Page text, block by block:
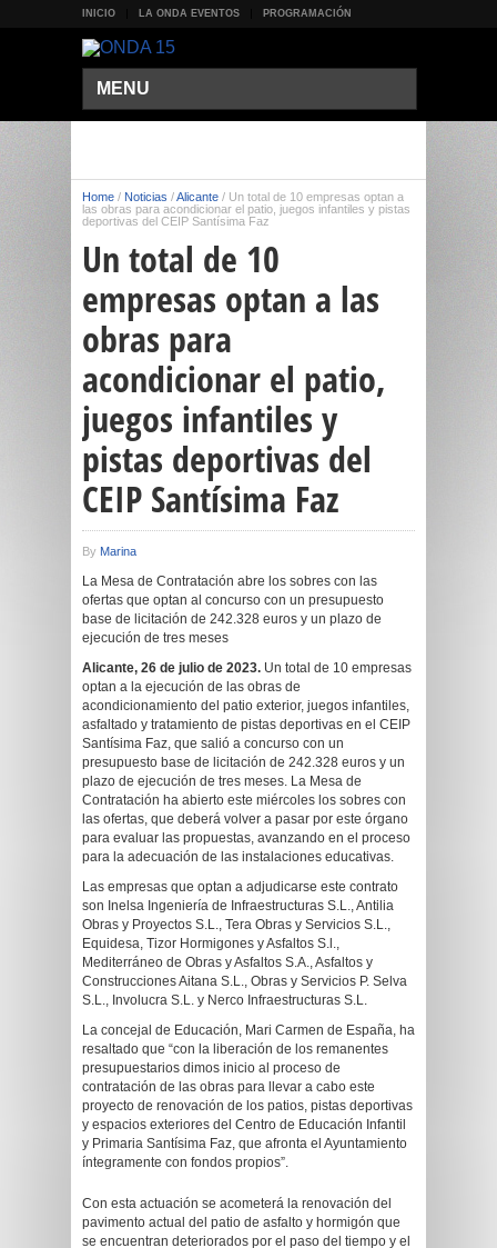
INICIO LA ONDA EVENTOS PROGRAMACIÓN
MENU
Home / Noticias /Alicante / Un total de 10 empresas optan a
las obras para acondicionar el patio, juegos infantiles y pistas
deportivas del CEIP Santísima Faz
Un total de 10
empresas optan a las
obras para
acondicionar el patio,
juegos infantiles y
pistas deportivas del
CEIP Santísima Faz
By Marina
La Mesa de Contratación abre los sobres con las
ofertas que optan al concurso con un presupuesto
base de licitación de 242.328 euros y un plazo de
ejecución de tres meses
Alicante, 26 de julio de 2023. Un total de 10 empresas
optan a la ejecución de las obras de
acondicionamiento del patio exterior, juegos infantiles,
asfaltado y tratamiento de pistas deportivas en el CEIP
Santísima Faz, que salió a concurso con un
presupuesto base de licitación de 242.328 euros y un
plazo de ejecución de tres meses. La Mesa de
Contratación ha abierto este miércoles los sobres con
las ofertas, que deberá volver a pasar por este órgano
para evaluar las propuestas, avanzando en el proceso
para la adecuación de las instalaciones educativas.
Las empresas que optan a adjudicarse este contrato
son Inelsa Ingeniería de Infraestructuras S.L., Antilia
Obras y Proyectos S.L., Tera Obras y Servicios S.L.,
Equidesa, Tizor Hormigones y Asfaltos S.l.,
Mediterráneo de Obras y Asfaltos S.A., Asfaltos y
Construcciones Aitana S.L., Obras y Servicios P. Selva
S.L., Involucra S.L. y Nerco Infraestructuras S.L.
La concejal de Educación, Mari Carmen de España, ha
resaltado que “con la liberación de los remanentes
presupuestarios dimos inicio al proceso de
contratación de las obras para llevar a cabo este
proyecto de renovación de los patios, pistas deportivas
y espacios exteriores del Centro de Educación Infantil
y Primaria Santísima Faz, que afronta el Ayuntamiento
íntegramente con fondos propios”.
Con esta actuación se acometerá la renovación del
pavimento actual del patio de asfalto y hormigón que
se encuentran deteriorados por el paso del tiempo y el